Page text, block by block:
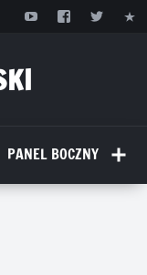
PANEL BOCZNY